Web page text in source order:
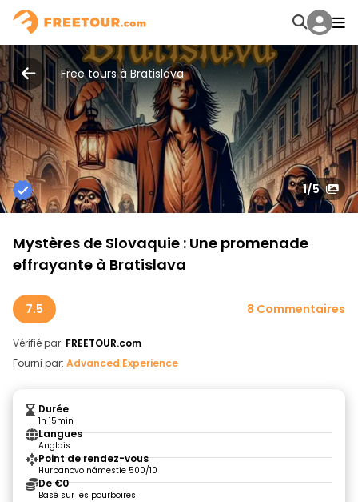
Free tours à Bratislava
1/5
Mystères de Slovaquie : Une promenade
effrayante à Bratislava
7.5 8 Commentaires
Vérifié par: FREETOUR.com
Fourni par: Advanced Experience
Durée
1h 15min
Langues
Anglais
Point de rendez-vous
Hurbanovo námestie 500/10
De €0
Basé sur les pourboires